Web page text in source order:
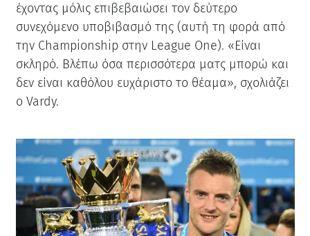
έχοντας μόλις επιβεβαιώσει τον δεύτερο
συνεχόμενο υποβιβασμό της (αυτή τη φορά από
την Championship στην League One). «Είναι
σκληρό. Βλέπω όσα περισσότερα ματς μπορώ και
δεν είναι καθόλου ευχάριστο το θέαμα», σχολιάζει
ο Vardy.